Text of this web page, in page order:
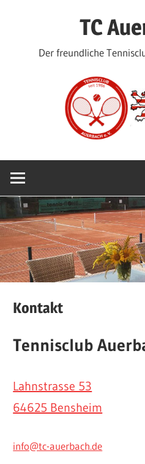
TC
Der freundliche
Kontakt
Tennisclub
Lahnstrasse 53
64625 Bensheim
info@tc-auerbach.de